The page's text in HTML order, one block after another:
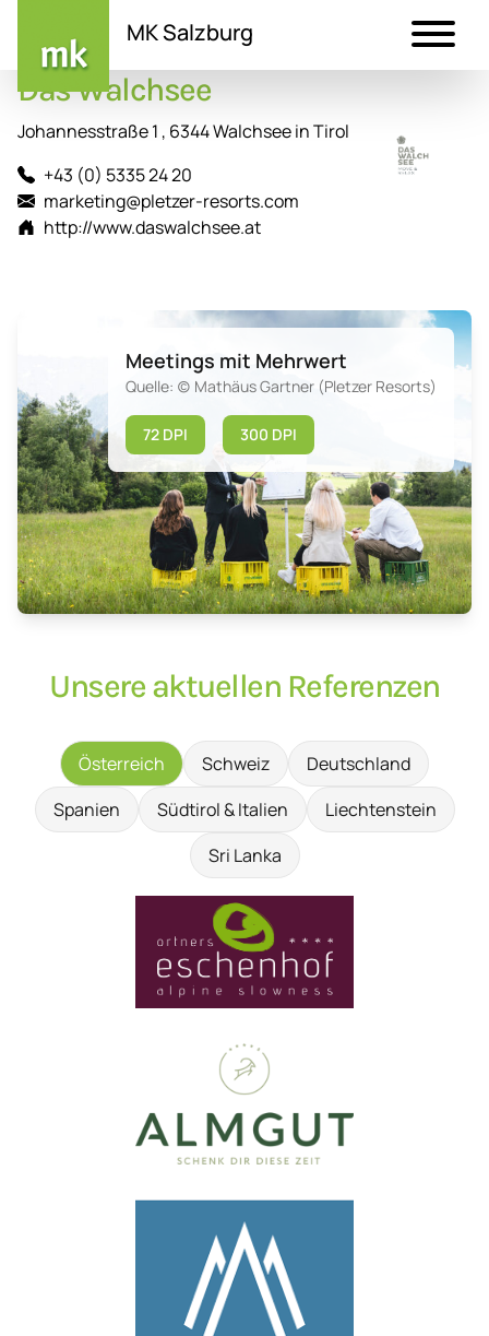
Inhalt
MK Salzburg
Das Walchsee
Johannesstraße 1 , 6344 Walchsee in Tirol
+43 (0) 5335 24 20
marketing@pletzer-resorts.com
http://www.daswalchsee.at
Meetings mit Mehrwert
Quelle: (c) Mathäus Gartner (Pletzer Resorts)
72 DPI 300 DPI
Unsere aktuellen Referenzen
Österreich Schweiz
Deutschland
Spanien
Südtirol & Italien
Liechtenstein
Sri Lanka